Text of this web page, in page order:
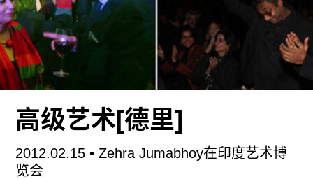
海岛适合我去拍摄。最好找无人的，大海是湛蓝色
的，而且这个海岛是非常干净、非常纯洁的一个地
方。在中国西沙群岛是最理想的地方，当然其实还
有南沙。
第三个，我后来读到一些科普知识，读到对西沙群
岛的植物考察，中科院海洋研究所做了大量的报
告，整个看下来以后，我觉得是不是应该单独做一
个项目？其实我们长期也能看到电视新闻报道当中
高级艺术[德里]
2012.02.15• Zehra Jumabhoy在印度艺术博
览会